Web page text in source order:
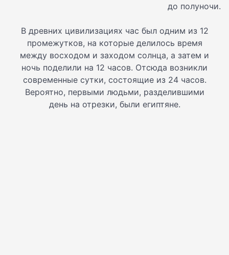
до полуночи.
В древних цивилизациях час был одним из 12
промежутков, на которые делилось время
между восходом и заходом солнца, а затем и
ночь поделили на 12 часов. Отсюда возникли
современные сутки, состоящие из 24 часов.
Вероятно, первыми людьми, разделившими
день на отрезки, были египтяне.